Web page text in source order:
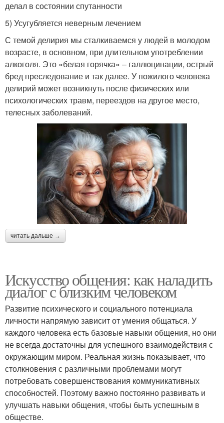
делал в состоянии спутанности
5) Усугубляется неверным лечением
С темой делирия мы сталкиваемся у людей в молодом
возрасте, в основном, при длительном употреблении
алкоголя. Это «белая горячка» – галлюцинации, острый
бред преследование и так далее. У пожилого человека
делирий может возникнуть после физических или
психологических травм, переездов на другое место,
телесных заболеваний.
читать дальше →
Искусство общения: как наладить
диалог с близким человеком
Развитие психического и социального потенциала
личности напрямую зависит от умения общаться. У
каждого человека есть базовые навыки общения, но они
не всегда достаточны для успешного взаимодействия с
окружающим миром. Реальная жизнь показывает, что
столкновения с различными проблемами могут
потребовать совершенствования коммуникативных
способностей. Поэтому важно постоянно развивать и
улучшать навыки общения, чтобы быть успешным в
обществе.